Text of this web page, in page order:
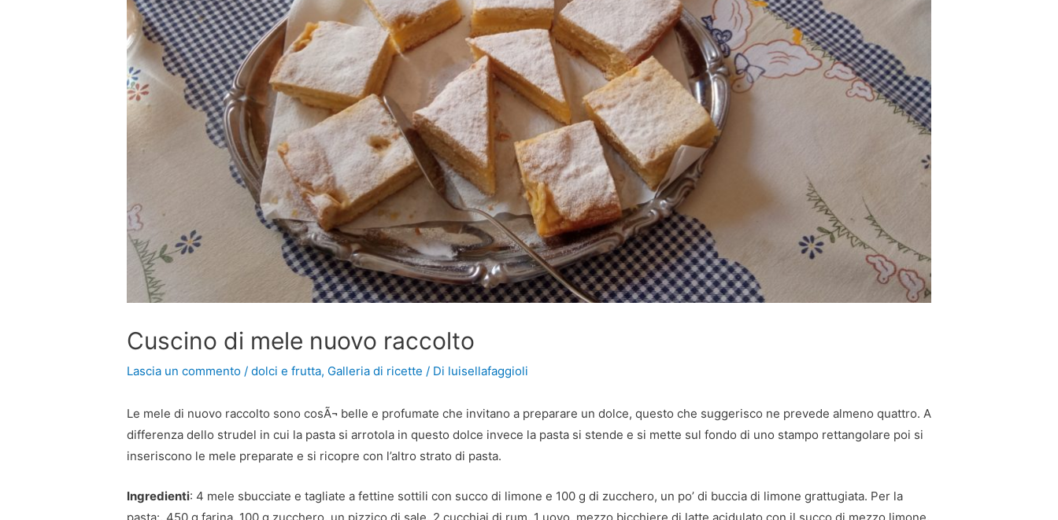
Cuscino di mele nuovo raccolto
Lascia un commento / dolci e frutta, Galleria di ricette / Di luisellafaggioli
Le mele di nuovo raccolto sono cosÃ¬ belle e profumate che invitano a preparare un dolce, questo che suggerisco ne prevede almeno quattro. A
differenza dello strudel in cui la pasta si arrotola in questo dolce invece la pasta si stende e si mette sul fondo di uno stampo rettangolare poi si
inseriscono le mele preparate e si ricopre con l’altro strato di pasta.
Ingredienti: 4 mele sbucciate e tagliate a fettine sottili con succo di limone e 100 g di zucchero, un po’ di buccia di limone grattugiata. Per la